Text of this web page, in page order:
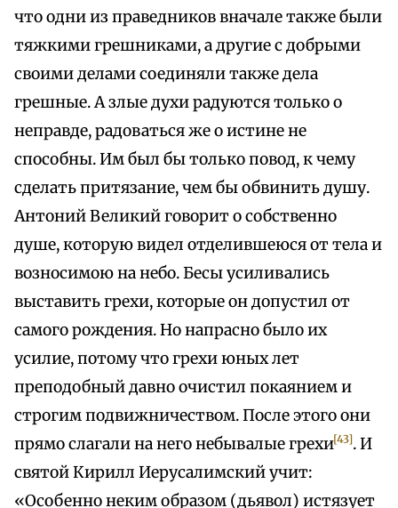
что одни из праведников вначале также были
тяжкими грешниками, а другие с добрыми
своими делами соединяли также дела
грешные. А злые духи радуются только о
неправде, радоваться же о истине не
способны. Им был бы только повод, к чему
сделать притязание, чем бы обвинить душу.
Антоний Великий говорит о собственно
душе, которую видел отделившеюся от тела и
возносимою на небо. Бесы усиливались
выставить грехи, которые он допустил от
самого рождения. Но напрасно было их
усилие, потому что грехи юных лет
преподобный давно очистил покаянием и
строгим подвижничеством. После этого они
прямо слагали на него небывалые грехи[43]. И
святой Кирилл Иерусалимский учит:
«Особенно неким образом (дьявол) истязует